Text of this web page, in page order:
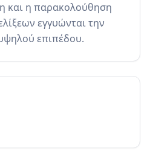
και η παρακολούθηση
εγγυώνται την
επιπέδου.